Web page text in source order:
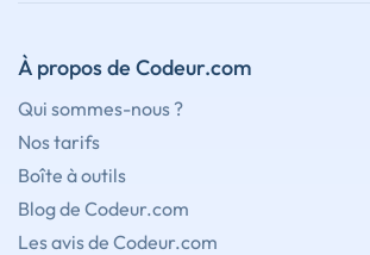
À propos de Codeur.com
Qui sommes-nous ?
Nos tarifs
Boîte à outils
Blog de Codeur.com
Les avis de Codeur.com